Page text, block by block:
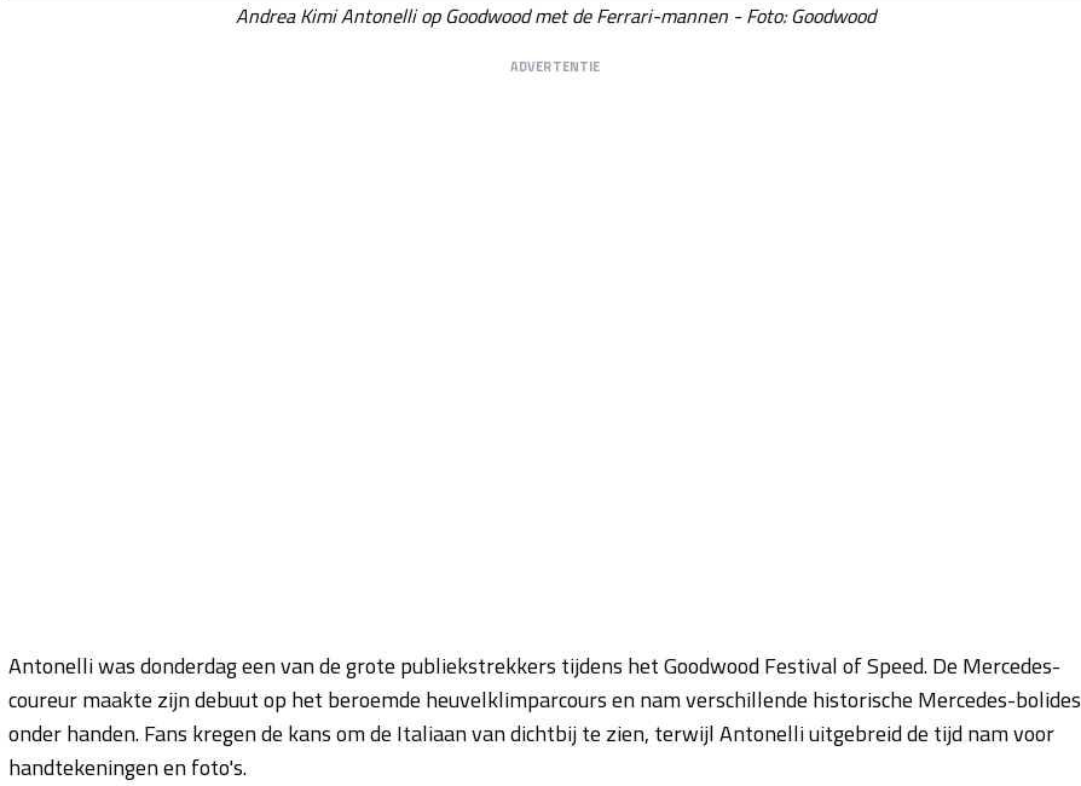
Andrea Kimi Antonelli op Goodwood met de Ferrari-mannen - Foto: Goodwood
ADVERTENTIE
Antonelli was donderdag een van de grote publiekstrekkers tijdens het Goodwood Festival of Speed. De Mercedes-
coureur maakte zijn debuut op het beroemde heuvelklimparcours en nam verschillende historische Mercedes-bolides
onder handen. Fans kregen de kans om de Italiaan van dichtbij te zien, terwijl Antonelli uitgebreid de tijd nam voor
handtekeningen en foto's.